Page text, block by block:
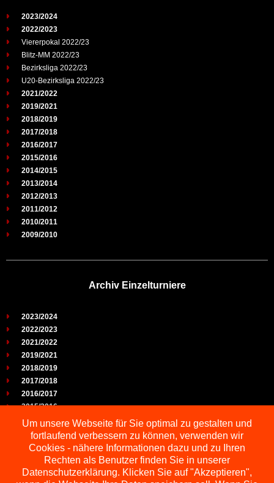
2023/2024
2022/2023
Viererpokal 2022/23
Blitz-MM 2022/23
Bezirksliga 2022/23
U20-Bezirksliga 2022/23
2021/2022
2019/2021
2018/2019
2017/2018
2016/2017
2015/2016
2014/2015
2013/2014
2012/2013
2011/2012
2010/2011
2009/2010
Archiv Einzelturniere
2023/2024
2022/2023
2021/2022
2019/2021
2018/2019
2017/2018
2016/2017
2015/2016
2014/2015
2013/2014
2012/2013
2011/2012
2010/2011
Um unsere Webseite für Sie optimal zu gestalten und
fortlaufend verbessern zu können, verwenden wir
Cookies - nähere Informationen dazu und zu Ihren
Rechten als Benutzer finden Sie in unserer
Datenschutzerklärung. Klicken Sie auf "Akzeptieren",